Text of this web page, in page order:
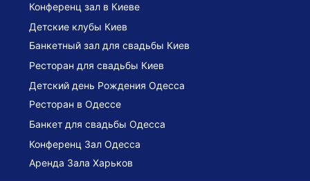
Конференц зал в Киеве
Детские клубы Киев
Банкетный зал для свадьбы Киев
Ресторан для свадьбы Киев
Детский день Рождения Одесса
Ресторан в Одессе
Банкет для свадьбы Одесса
Конференц Зал Одесса
Аренда Зала Харьков